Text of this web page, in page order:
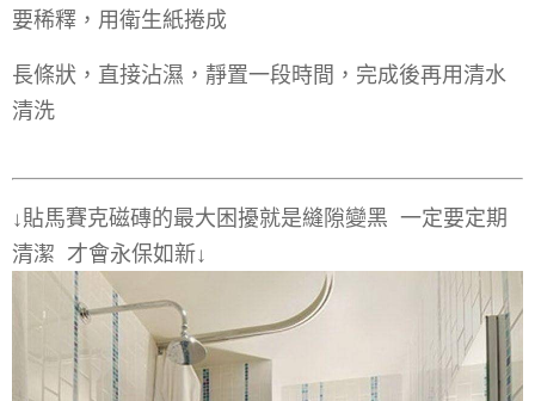
要稀釋，用衛生紙捲成
長條狀，直接沾濕，靜置一段時間，完成後再用清水
清洗
↓貼馬賽克磁磚的最大困擾就是縫隙變黑 一定要定期
清潔 才會永保如新↓